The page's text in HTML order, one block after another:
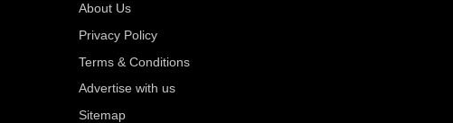
About Us
Privacy Policy
Terms & Conditions
Advertise with us
Sitemap